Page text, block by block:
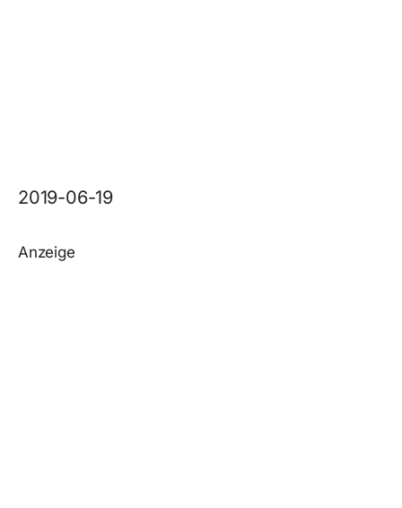
2019-06-19
Anzeige